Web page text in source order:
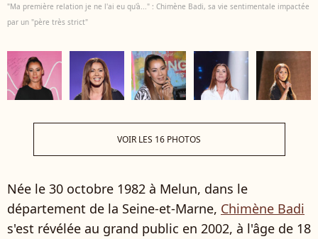
"Ma première relation je ne l'ai eu qu'à..." : Chimène Badi, sa vie sentimentale impactée
par un "père très strict"
VOIR LES 16 PHOTOS
Née le 30 octobre 1982 à Melun, dans le
département de la Seine-et-Marne, Chimène Badi
s'est révélée au grand public en 2002, à l'âge de 18